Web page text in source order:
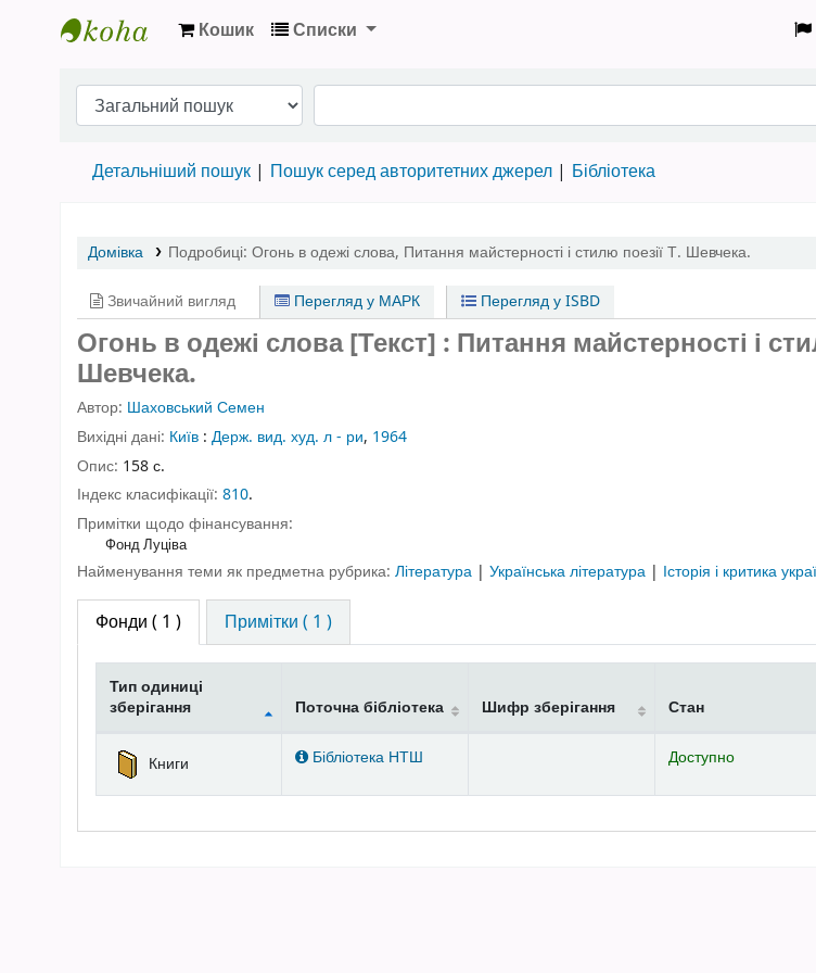
Кошик Списки
Детальніший пошук Пошук серед авторитетних джерел Бібліотека
Домівка Подробиці: Огонь в одежі слова, Питання майстерності і стилю поезії Т. Шевчека.
Звичайний вигляд Перегляд у МАРК Перегляд у ISBD
Огонь в одежі слова [Текст] : Питання майстерності і
Шевчека.
Автор: Шаховський Семен
Вихідні дані: Київ : Держ. вид. худ. л - ри, 1964
Опис: 158 с.
Індекс класифікації: 810.
Примітки щодо фінансування:
Фонд Луціва
Найменування теми як предметна рубрика: Література | Українська література | Історія і критика
Фонди ( 1 ) Примітки ( 1 )
Фонди
Тип одиниці
зберігання
Поточна бібліотека Шифр зберігання Стан
Книги Бібліотека НТШ Доступно